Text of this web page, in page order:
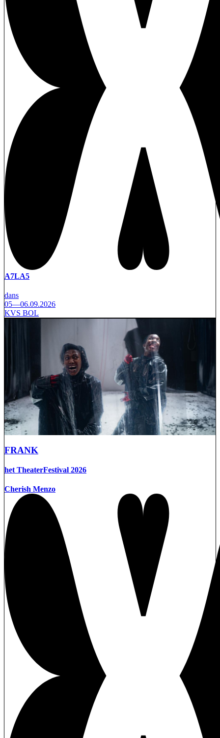
A7LA5
dans
05—06.09.2026
KVS BOL
FRANK
het TheaterFestival 2026
Cherish Menzo